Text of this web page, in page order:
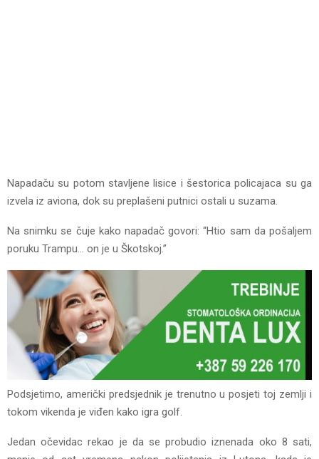
Napadaču su potom stavljene lisice i šestorica policajaca su ga
izvela iz aviona, dok su preplašeni putnici ostali u suzama.
Na snimku se čuje kako napadač govori: “Htio sam da pošaljem
poruku Trampu… on je u Škotskoj.”
Podsjetimo, američki predsjednik je trenutno u posjeti toj zemlji i
tokom vikenda je viđen kako igra golf.
Jedan očevidac rekao je da se probudio iznenada oko 8 sati,